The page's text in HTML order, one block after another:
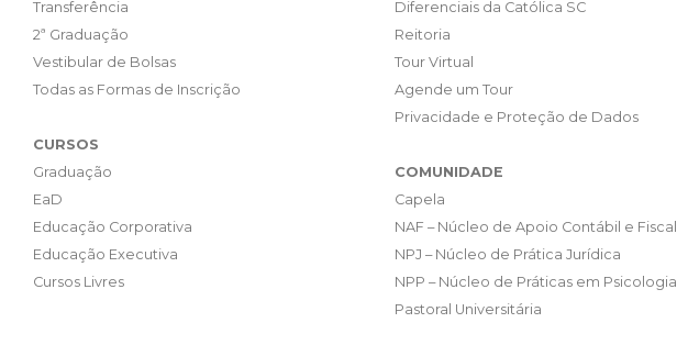
Transferência
2ª Graduação
Vestibular de Bolsas
Todas as Formas de Inscrição
CURSOS
Graduação
EaD
Educação Corporativa
Educação Executiva
Cursos Livres
Diferenciais da Católica SC
Reitoria
Tour Virtual
Agende um Tour
Privacidade e Proteção de Dados
COMUNIDADE
Capela
NAF – Núcleo de Apoio Contábil e Fiscal
NPJ – Núcleo de Prática Jurídica
NPP – Núcleo de Práticas em Psicologia
Pastoral Universitária